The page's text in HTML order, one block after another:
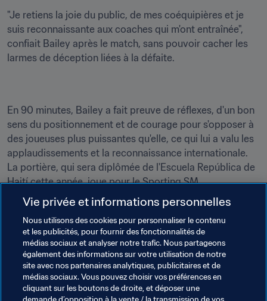
"Je retiens la joie du public, de mes coéquipières et je
suis reconnaissante aux coaches qui m'ont entraînée",
confiait Bailey après le match, sans pouvoir cacher les
larmes de déception liées à la défaite.
En 90 minutes, Bailey a fait preuve de réflexes, d'un bon
sens du positionnement et de courage pour s'opposer à
des joueuses plus puissantes qu'elle, ce qui lui a valu les
applaudissements et la reconnaissance internationale.
La portière, qui sera diplômée de l'Escuela República de
Haití cette année, joue pour le Sporting SM.
Ce 10 octobre viendra pour elle et ses coéquipières une
nouvelle occasion de montrer leur talent dans une finale
contre le Mexique, les deux équipes étant encore en lice
pour atteindre les demi-finales, et continuer de rêver à la
Coupe du Monde.
Vie privée et informations personnelles
Nous utilisons des cookies pour personnaliser le contenu
et les publicités, pour fournir des fonctionnalités de
médias sociaux et analyser notre trafic. Nous partageons
également des informations sur votre utilisation de notre
site avec nos partenaires analytiques, publicitaires et de
médias sociaux. Vous pouvez choisir vos préférences en
cliquant sur les boutons de droite, et déposer une